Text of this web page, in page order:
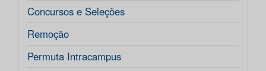
Concursos e Seleções
Remoção
Permuta Intracampus